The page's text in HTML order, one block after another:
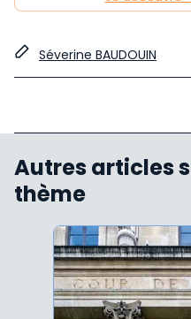
Séverine BAUDOUIN
Autres articles
thème